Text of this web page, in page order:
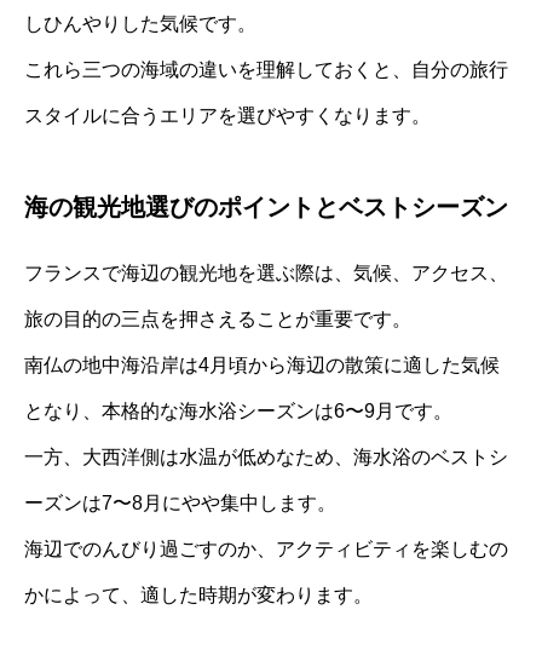
しひんやりした気候です。
これら三つの海域の違いを理解しておくと、自分の旅行
スタイルに合うエリアを選びやすくなります。
海の観光地選びのポイントとベストシーズン
フランスで海辺の観光地を選ぶ際は、気候、アクセス、
旅の目的の三点を押さえることが重要です。
南仏の地中海沿岸は4月頃から海辺の散策に適した気候
となり、本格的な海水浴シーズンは6〜9月です。
一方、大西洋側は水温が低めなため、海水浴のベストシ
ーズンは7〜8月にやや集中します。
海辺でのんびり過ごすのか、アクティビティを楽しむの
かによって、適した時期が変わります。